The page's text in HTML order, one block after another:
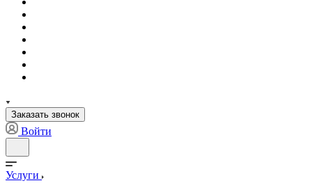
Заказать звонок
Войти
Услуги